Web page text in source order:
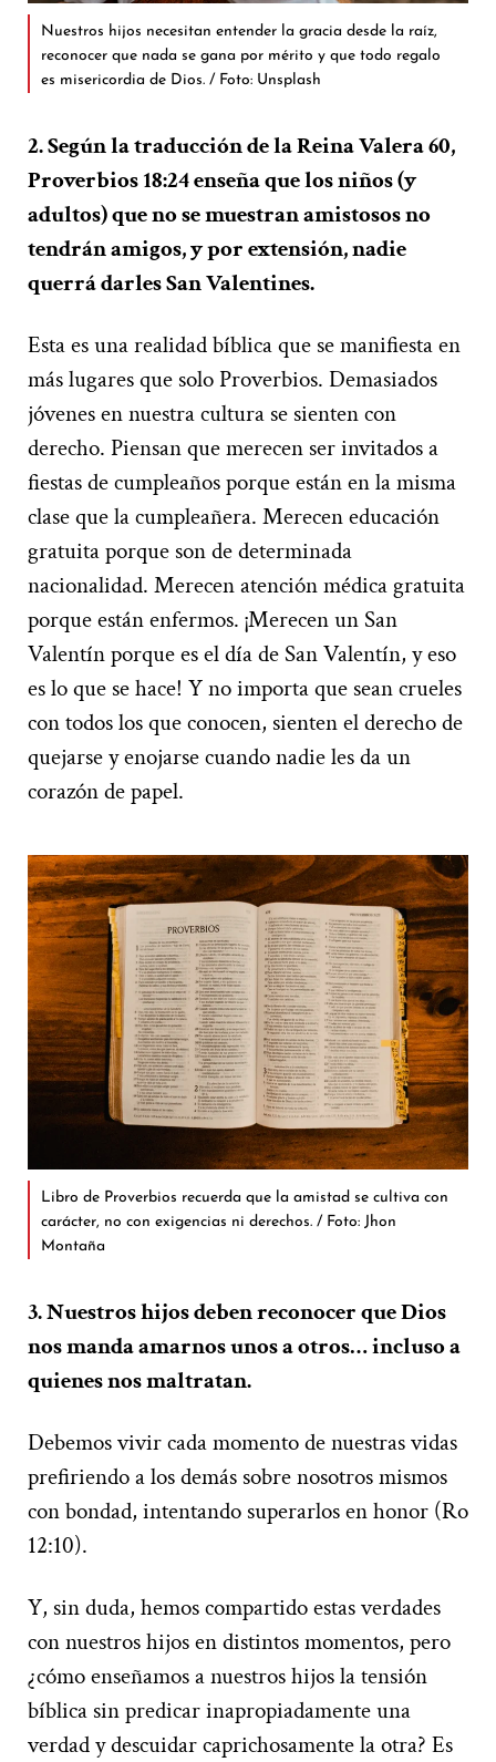
Nuestros hijos necesitan entender la gracia desde la raíz,
reconocer que nada se gana por mérito y que todo regalo
es misericordia de Dios. / Foto: Unsplash
2. Según la traducción de la Reina Valera 60,
Proverbios 18:24 enseña que los niños (y
adultos) que no se muestran amistosos no
tendrán amigos, y por extensión, nadie
querrá darles San Valentines.
Esta es una realidad bíblica que se manifiesta en
más lugares que solo Proverbios. Demasiados
jóvenes en nuestra cultura se sienten con
derecho. Piensan que merecen ser invitados a
fiestas de cumpleaños porque están en la misma
clase que la cumpleañera. Merecen educación
gratuita porque son de determinada
nacionalidad. Merecen atención médica gratuita
porque están enfermos. ¡Merecen un San
Valentín porque es el día de San Valentín, y eso
es lo que se hace! Y no importa que sean crueles
con todos los que conocen, sienten el derecho de
quejarse y enojarse cuando nadie les da un
corazón de papel.
Libro de Proverbios recuerda que la amistad se cultiva con
carácter, no con exigencias ni derechos. / Foto: Jhon
Montaña
3. Nuestros hijos deben reconocer que Dios
nos manda amarnos unos a otros… incluso a
quienes nos maltratan.
Debemos vivir cada momento de nuestras vidas
prefiriendo a los demás sobre nosotros mismos
con bondad, intentando superarlos en honor (Ro
12:10).
Y, sin duda, hemos compartido estas verdades
con nuestros hijos en distintos momentos, pero
¿cómo enseñamos a nuestros hijos la tensión
bíblica sin predicar inapropiadamente una
verdad y descuidar caprichosamente la otra? Es